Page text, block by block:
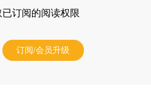
已订阅的阅读权限
订阅/会员升级